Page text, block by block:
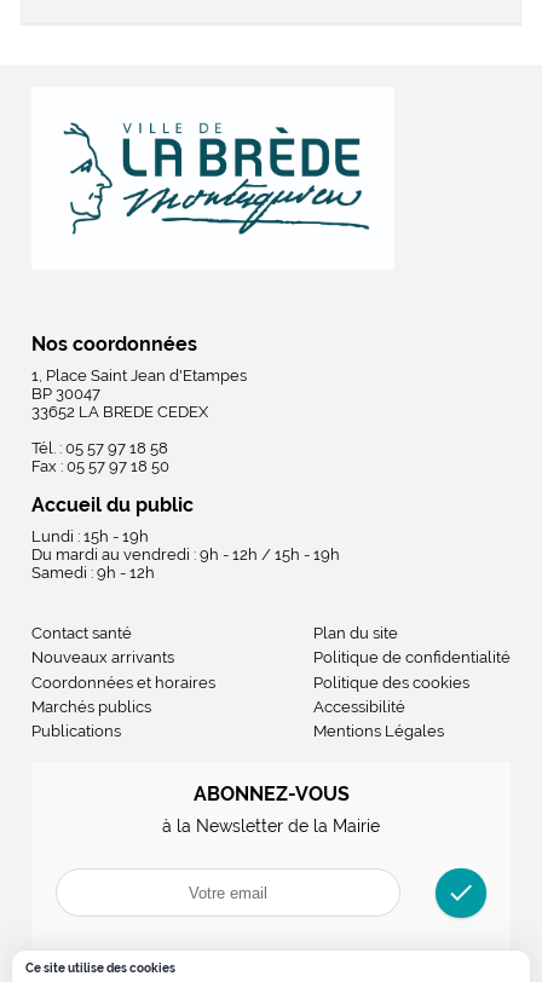
Nos coordonnées
1, Place Saint Jean d'Etampes
BP 30047
33652 LA BREDE CEDEX
Tél. : 05 57 97 18 58
Fax : 05 57 97 18 50
Accueil du public
Lundi : 15h - 19h
Du mardi au vendredi : 9h - 12h / 15h - 19h
Samedi : 9h - 12h
Contact santé
Nouveaux arrivants
Coordonnées et horaires
Marchés publics
Publications
Plan du site
Politique de confidentialité
Politique des cookies
Accessibilité
Mentions Légales
ABONNEZ-VOUS
à la Newsletter de la Mairie
check
Ce site utilise des cookies